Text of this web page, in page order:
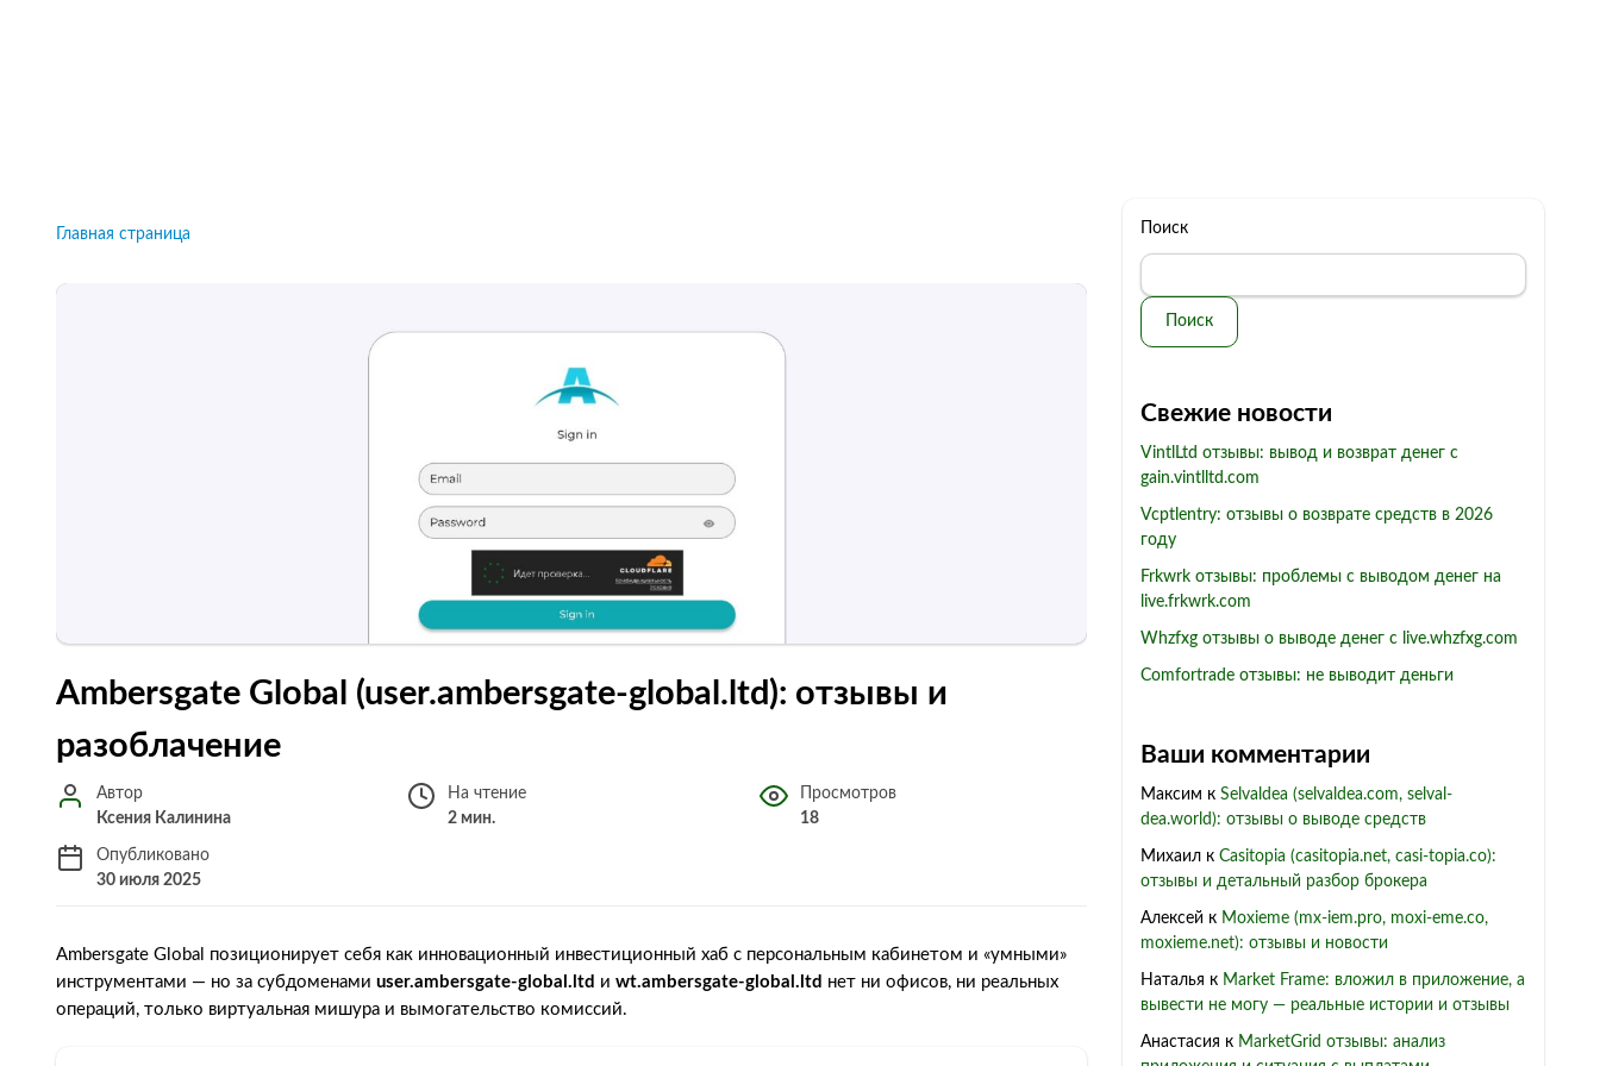
Главная страница
Ambersgate Global (user.ambersgate-global.ltd): отзывы и
разоблачение
Автор
Ксения Калинина
На чтение
2 мин.
Просмотров
18
Опубликовано
30 июля 2025
Ambersgate Global позиционирует себя как инновационный инвестиционный хаб с персональным кабинетом и «умными»
инструментами — но за субдоменами user.ambersgate-global.ltd и wt.ambersgate-global.ltd нет ни офисов, ни реальных
операций, только виртуальная мишура и вымогательство комиссий.
Поиск
Поиск
Свежие новости
VintlLtd отзывы: вывод и возврат денег с
gain.vintlltd.com
Vcptlentry: отзывы о возврате средств в 2026
году
Frkwrk отзывы: проблемы с выводом денег на
live.frkwrk.com
Whzfxg отзывы о выводе денег с live.whzfxg.com
Comfortrade отзывы: не выводит деньги
Ваши комментарии
Максим к Selvaldea (selvaldea.com, selval-
dea.world): отзывы о выводе средств
Михаил к Casitopia (casitopia.net, casi-topia.co):
отзывы и детальный разбор брокера
Алексей к Moxieme (mx-iem.pro, moxi-eme.co,
moxieme.net): отзывы и новости
Наталья к Market Frame: вложил в приложение, а
вывести не могу — реальные истории и отзывы
Анастасия к MarketGrid отзывы: анализ